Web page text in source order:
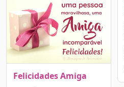
Felicidades Amiga